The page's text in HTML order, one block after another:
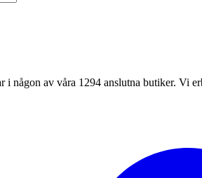
i någon av våra 1294 anslutna butiker. Vi